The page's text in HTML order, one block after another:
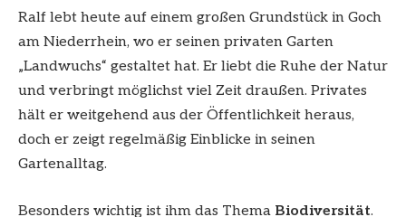
Ralf lebt heute auf einem großen Grundstück in Goch
am Niederrhein, wo er seinen privaten Garten
„Landwuchs“ gestaltet hat. Er liebt die Ruhe der Natur
und verbringt möglichst viel Zeit draußen. Privates
hält er weitgehend aus der Öffentlichkeit heraus,
doch er zeigt regelmäßig Einblicke in seinen
Gartenalltag.
Besonders wichtig ist ihm das Thema Biodiversität.